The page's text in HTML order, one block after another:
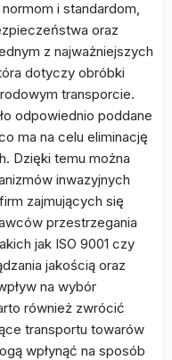
i standardom,
oraz
z najważniejszych
dotyczy obróbki
transporcie.
odpowiednio poddane
ma na celu eliminację
Dzięki temu można
inwazyjnych
zajmujących się
przestrzegania
jak ISO 9001 czy
jakością oraz
na wybór
również zwrócić
transportu towarów
wpłynąć na sposób